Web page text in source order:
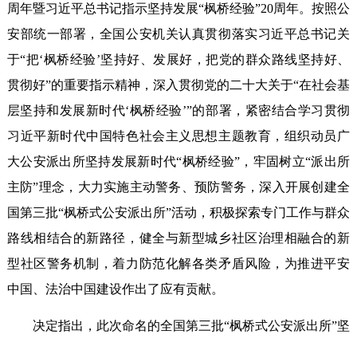
周年暨习近平总书记指示坚持发展“枫桥经验”20周年。按照公
安部统一部署，全国公安机关认真贯彻落实习近平总书记关
于“把‘枫桥经验’坚持好、发展好，把党的群众路线坚持好、
贯彻好”的重要指示精神，深入贯彻党的二十大关于“在社会基
层坚持和发展新时代‘枫桥经验’”的部署，紧密结合学习贯彻
习近平新时代中国特色社会主义思想主题教育，组织动员广
大公安派出所坚持发展新时代“枫桥经验”，牢固树立“派出所
主防”理念，大力实施主动警务、预防警务，深入开展创建全
国第三批“枫桥式公安派出所”活动，积极探索专门工作与群众
路线相结合的新路径，健全与新型城乡社区治理相融合的新
型社区警务机制，着力防范化解各类矛盾风险，为推进平安
中国、法治中国建设作出了应有贡献。
决定指出，此次命名的全国第三批“枫桥式公安派出所”坚